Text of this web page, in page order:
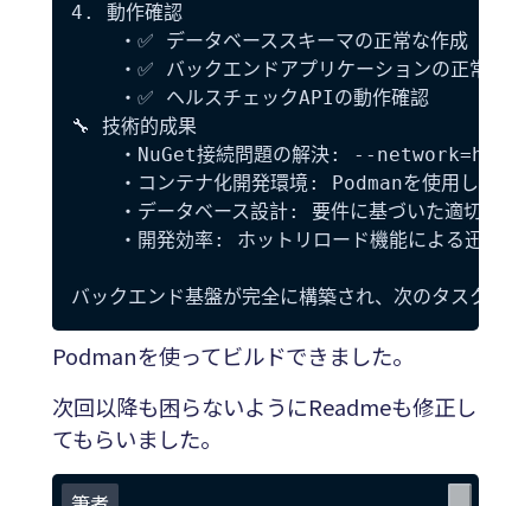
4. 動作確認
    ・✅ データベーススキーマの正常な作成
    ・✅ バックエンドアプリケーションの正常起動
    ・✅ ヘルスチェックAPIの動作確認
🔧 技術的成果
・NuGet接続問題の解決: --network=hostオ
・コンテナ化開発環境: Podmanを使用した効
・データベース設計: 要件に基づいた適切なス
・開発効率: ホットリロード機能による迅速な
Podmanを使ってビルドできました。
次回以降も困らないようにReadmeも修正し
てもらいました。